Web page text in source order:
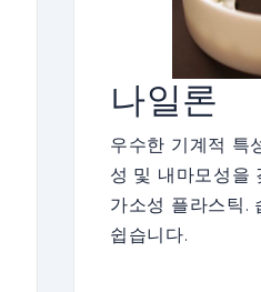
나일론
우수한 기계적 특
성 및 내마모성을
가소성 플라스틱.
쉽습니다.